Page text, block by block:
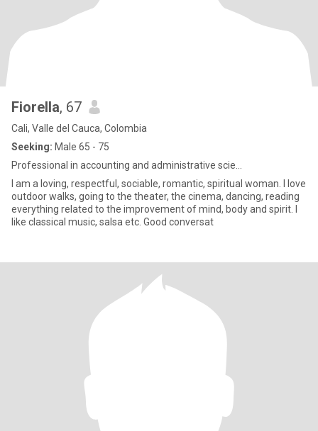
Fiorella, 67
Cali, Valle del Cauca, Colombia
Seeking: Male 65 - 75
Professional in accounting and administrative scie...
I am a loving, respectful, sociable, romantic, spiritual woman. I love
outdoor walks, going to the theater, the cinema, dancing, reading
everything related to the improvement of mind, body and spirit. I
like classical music, salsa etc. Good conversat